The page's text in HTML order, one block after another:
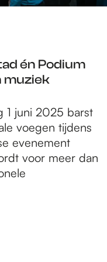
én Podium
muziek
1 juni 2025 barst
voegen tijdens
evenement
voor meer dan